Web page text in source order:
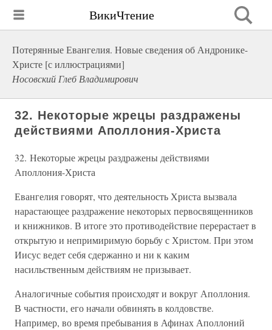
ВикиЧтение
Потерянные Евангелия. Новые сведения об Андронике-
Христе [с иллюстрациями]
Носовский Глеб Владимирович
32. Некоторые жрецы раздражены
действиями Аполлония-Христа
32. Некоторые жрецы раздражены действиями
Аполлония-Христа
Евангелия говорят, что деятельность Христа вызвала
нарастающее раздражение некоторых первосвященников
и книжников. В итоге это противодействие перерастает в
открытую и непримиримую борьбу с Христом. При этом
Иисус ведет себя сдержанно и ни к каким
насильственным действиям не призывает.
Аналогичные события происходят и вокруг Аполлония.
В частности, его начали обвинять в колдовстве.
Например, во время пребывания в Афинах Аполлоний